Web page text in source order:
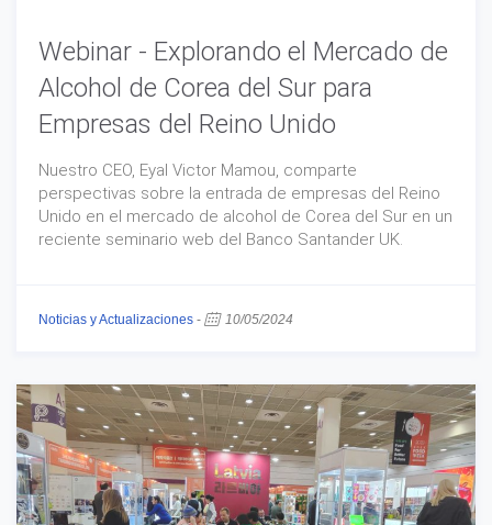
Webinar - Explorando el Mercado de
Alcohol de Corea del Sur para
Empresas del Reino Unido
Nuestro CEO, Eyal Victor Mamou, comparte
perspectivas sobre la entrada de empresas del Reino
Unido en el mercado de alcohol de Corea del Sur en un
reciente seminario web del Banco Santander UK.
Noticias y Actualizaciones - 10/05/2024